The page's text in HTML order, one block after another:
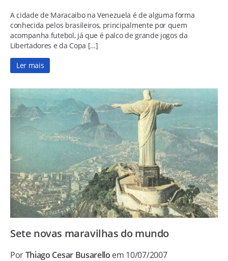
A cidade de Maracaibo na Venezuela é de alguma forma
conhecida pelos brasileiros, principalmente por quem
acompanha futebol, já que é palco de grande jogos da
Libertadores e da Copa […]
Ler mais
Sete novas maravilhas do mundo
PorThiago Cesar Busarello em 10/07/2007